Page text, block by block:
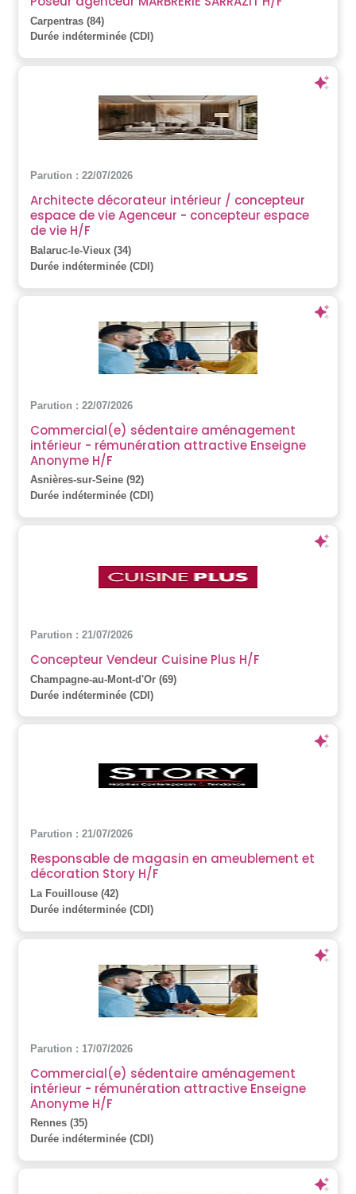
Carpentras (84)
Durée indéterminée (CDI)
Parution : 22/07/2026
Architecte décorateur intérieur / concepteur
espace de vie Agenceur - concepteur espace
de vie H/F
Balaruc-le-Vieux (34)
Durée indéterminée (CDI)
Parution : 22/07/2026
Commercial(e) sédentaire aménagement
intérieur - rémunération attractive Enseigne
Anonyme H/F
Asnières-sur-Seine (92)
Durée indéterminée (CDI)
Parution : 21/07/2026
Concepteur Vendeur Cuisine Plus H/F
Champagne-au-Mont-d'Or (69)
Durée indéterminée (CDI)
Parution : 21/07/2026
Responsable de magasin en ameublement et
décoration Story H/F
La Fouillouse (42)
Durée indéterminée (CDI)
Parution : 17/07/2026
Commercial(e) sédentaire aménagement
intérieur - rémunération attractive Enseigne
Anonyme H/F
Rennes (35)
Durée indéterminée (CDI)